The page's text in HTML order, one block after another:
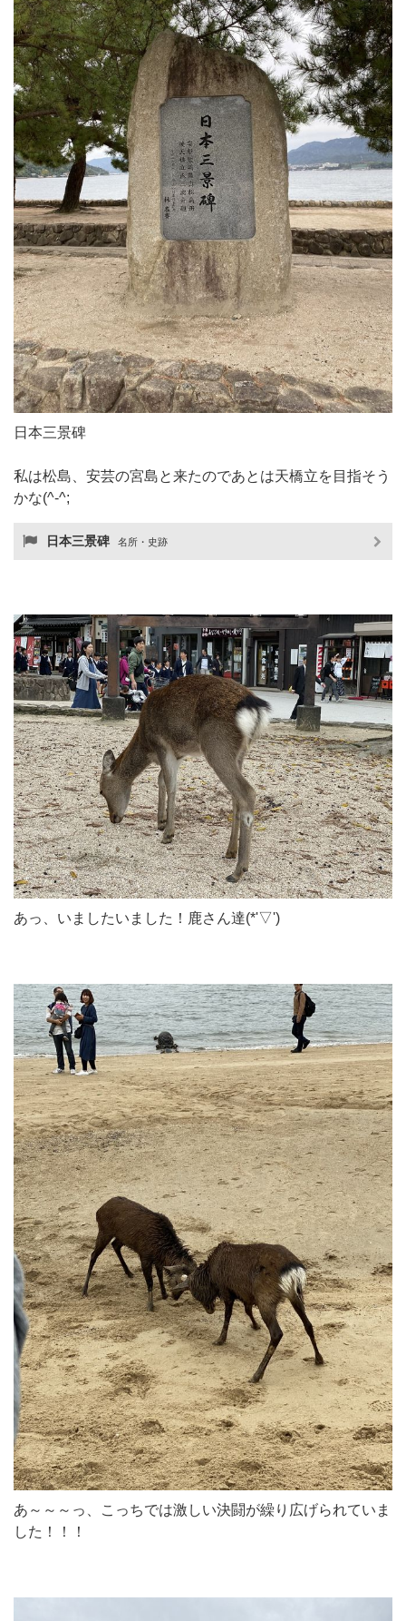
日本三景碑
私は松島、安芸の宮島と来たのであとは天橋立を目指そう
かな(^-^;
日本三景碑 名所・史跡
あっ、いましたいました！鹿さん達(*'▽')
あ～～～っ、こっちでは激しい決闘が繰り広げられていま
した！！！